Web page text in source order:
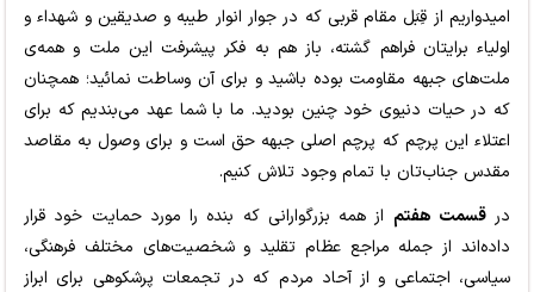
امیدواریم از قِبَل مقام قربی که در جوار انوار طیبه و صدیقین و شهداء و
اولیاء برایتان فراهم گشته، باز هم به فکر پیشرفت این ملت و همه‌ی
ملت‌های جبهه مقاومت بوده باشید و برای آن وساطت نمائید؛ همچنان
که در حیات دنیوی خود چنین بودید. ما با شما عهد می‌بندیم که برای
اعتلاء این پرچم که پرچم اصلی جبهه حق است و برای وصول به مقاصد
مقدس جناب‌تان با تمام وجود تلاش کنیم.
درقسمت هفتم از همه بزرگوارانی که بنده را مورد حمایت خود قرار
داده‌اند از جمله مراجع عظام تقلید و شخصیت‌های مختلف فرهنگی،
سیاسی، اجتماعی و از آحاد مردم که در تجمعات پرشکوهی برای ابراز